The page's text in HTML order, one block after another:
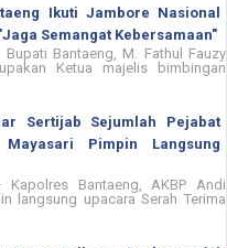
Ikuti Jambore Nasional
Semangat Kebersamaan"
Bantaeng, M. Fathul Fauzy
Ketua majelis bimbingan
Sertijab Sejumlah Pejabat
Pimpin Langsung
Bantaeng, AKBP Andi
langsung upacara Serah Terima